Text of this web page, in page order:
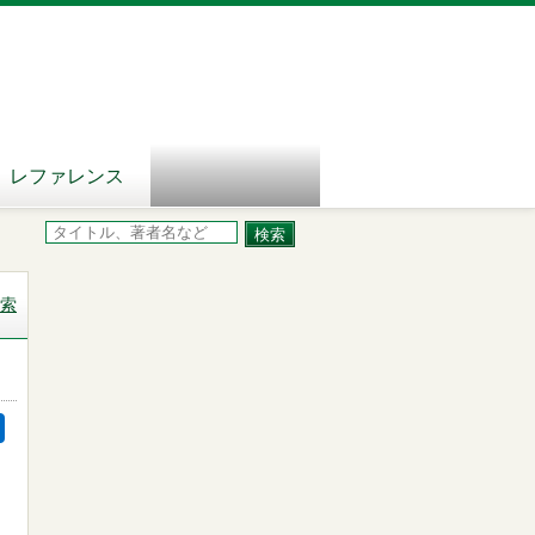
レファレンス